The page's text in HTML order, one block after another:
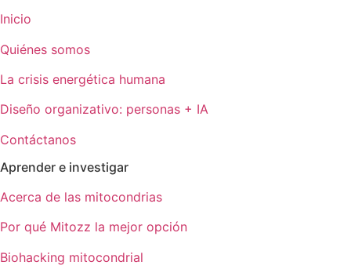
Inicio
Quiénes somos
La crisis energética humana
Diseño organizativo: personas + IA
Contáctanos
Aprender e investigar
Acerca de las mitocondrias
Por qué Mitozz la mejor opción
Biohacking mitocondrial